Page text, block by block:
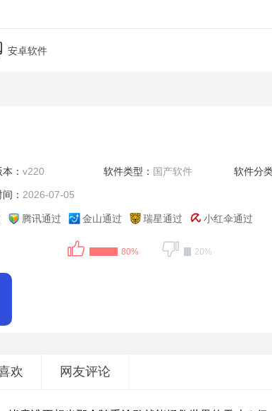
安卓软件
： v220 软件类型： 国产软件 软件分类
： 2026-07-05
腾讯通过 金山通过 瑞星通过 小红伞通过
80% 20%
欢 网友评论